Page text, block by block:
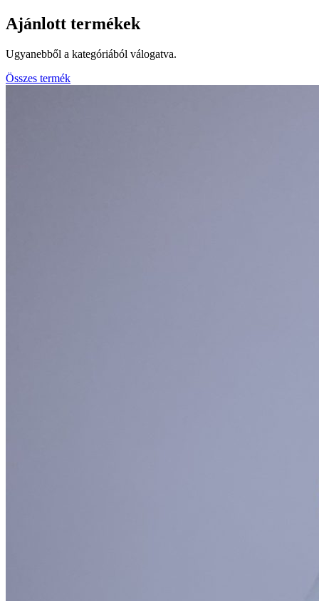
Ajánlott termékek
Ugyanebből a kategóriából válogatva.
Összes termék